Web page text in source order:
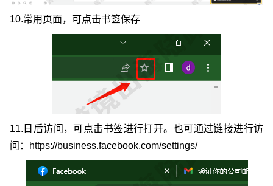
10.常用页面，可点击书签保存
11.日后访问，可点击书签进行打开。也可通过链接进行访
问：https://business.facebook.com/settings/